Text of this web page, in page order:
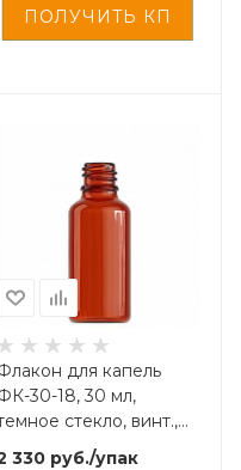
для капель
30-18, 30 мл,
стекло, винт.,
горло G18, 143 шт/упак
330руб./упак